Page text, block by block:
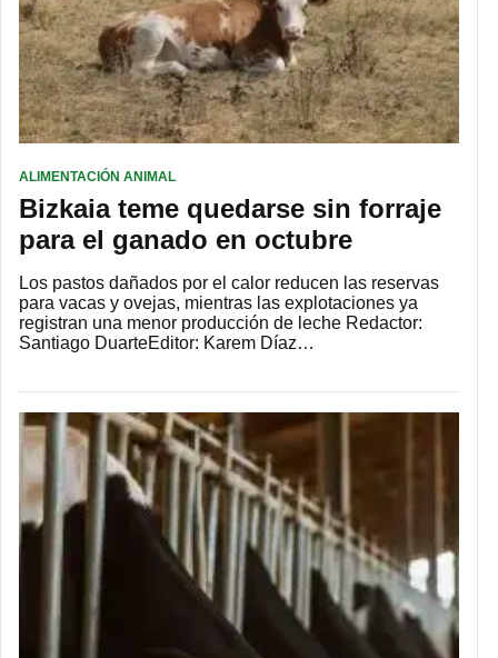
ALIMENTACIÓN ANIMAL
Bizkaia teme quedarse sin forraje
para el ganado en octubre
Los pastos dañados por el calor reducen las reservas
para vacas y ovejas, mientras las explotaciones ya
registran una menor producción de leche Redactor:
Santiago DuarteEditor: Karem Díaz…